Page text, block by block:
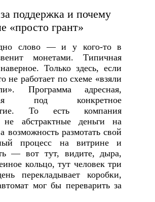
поддержка и почему
«просто грант»
слово — и у кого-то в
монетами. Типичная
Только здесь, если
не работает по схеме «взяли
Программа адресная,
под конкретное
То есть компания
не абстрактные деньги на
возможность размотать свой
процесс на витрине и
— вот тут, видите, дыра,
кольцо, тут человек три
перекладывает коробки,
мог бы переварить за